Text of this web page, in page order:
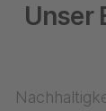
Unser